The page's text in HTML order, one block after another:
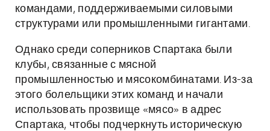
командами, поддерживаемыми силовыми
структурами или промышленными гигантами.
Однако среди соперников Спартака были
клубы, связанные с мясной
промышленностью и мясокомбинатами. Из-за
этого болельщики этих команд и начали
использовать прозвище «мясо» в адрес
Спартака, чтобы подчеркнуть историческую